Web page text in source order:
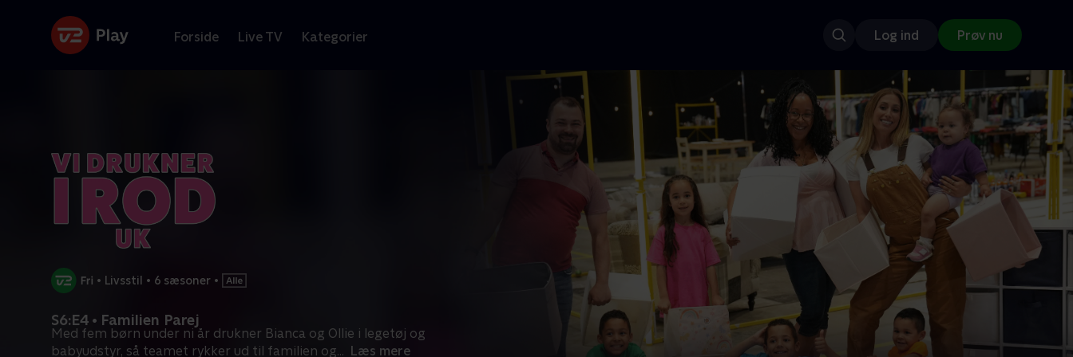
Forside Live TV Kategorier Log ind Prøv nu
• Livsstil • 6 sæsoner •
S6:E4 • Familien Parej
Med fem børn under ni år drukner Bianca og Ollie i legetøj og
babyudstyr, så teamet rykker ud til familien og... Læs mere